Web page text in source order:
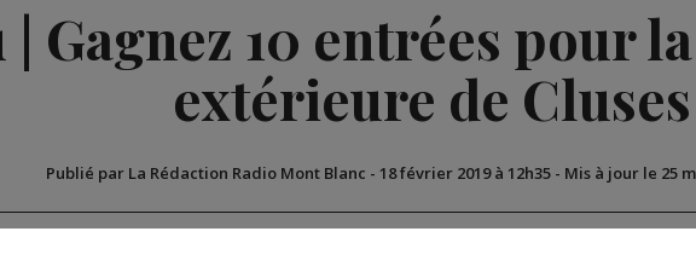
| Gagnez 10 entrées pour
extérieure de Cluses
Publié par La Rédaction Radio Mont Blanc - 18 février 2019 à 12h35- Mis à jour le 25